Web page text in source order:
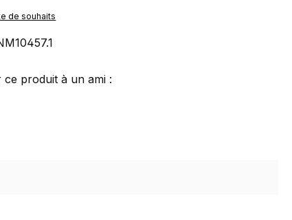
de souhaits
ce produit à un ami :